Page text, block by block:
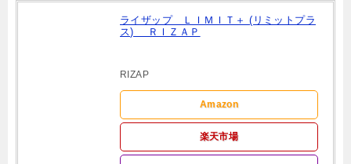
ライザップ ＬＩＭＩＴ＋ (リミットプラ
ス) ＲＩＺＡＰ
RIZAP
Amazon
楽天市場